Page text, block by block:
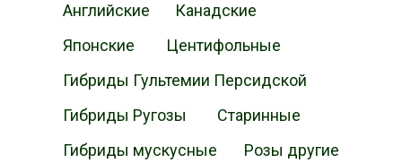
Центифольные
Японские
Канадские
Английские
Старинные
Гибриды Ругозы
Гибриды мускусные
Гибриды Гультемии Персидской
Розы другие